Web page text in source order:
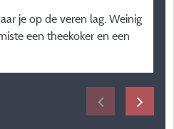
je op de veren lag. Weinig
een theekoker en een